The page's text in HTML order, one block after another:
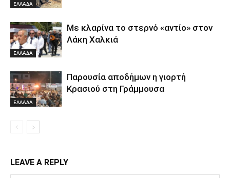
ΕΛΛΑΔΑ
ΕΛΛΑΔΑ
Με κλαρίνα το στερνό «αντίο» στον
Λάκη Χαλκιά
ΕΛΛΑΔΑ
Παρουσία αποδήμων η γιορτή
Κρασιού στη Γράμμουσα
LEAVE A REPLY